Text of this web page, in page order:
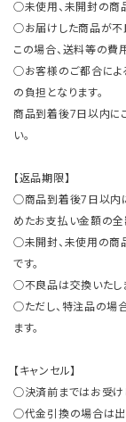
○未使用、未開封の商
○お届けした商品が不
この場合、送料等の費
○お客様のご都合によ
の負担となります。
商品到着後7日以内に
い。
【返品期限】
○商品到着後7日以内
めたお支払い金額の全
○未開封、未使用の商
です。
○不良品は交換いたし
○ただし、特注品の場
ます。
【キャンセル】
○決済前まではお受け
○代金引換の場合は出